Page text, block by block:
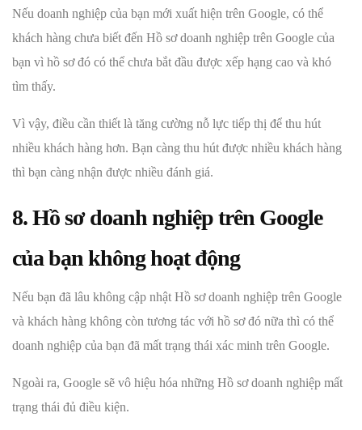
Nếu doanh nghiệp của bạn mới xuất hiện trên Google, có thể
khách hàng chưa biết đến Hồ sơ doanh nghiệp trên Google của
bạn vì hồ sơ đó có thể chưa bắt đầu được xếp hạng cao và khó
tìm thấy.
Vì vậy, điều cần thiết là tăng cường nỗ lực tiếp thị để thu hút
nhiều khách hàng hơn. Bạn càng thu hút được nhiều khách hàng
thì bạn càng nhận được nhiều đánh giá.
8. Hồ sơ doanh nghiệp trên Google
của bạn không hoạt động
Nếu bạn đã lâu không cập nhật Hồ sơ doanh nghiệp trên Google
và khách hàng không còn tương tác với hồ sơ đó nữa thì có thể
doanh nghiệp của bạn đã mất trạng thái xác minh trên Google.
Ngoài ra, Google sẽ vô hiệu hóa những Hồ sơ doanh nghiệp mất
trạng thái đủ điều kiện.